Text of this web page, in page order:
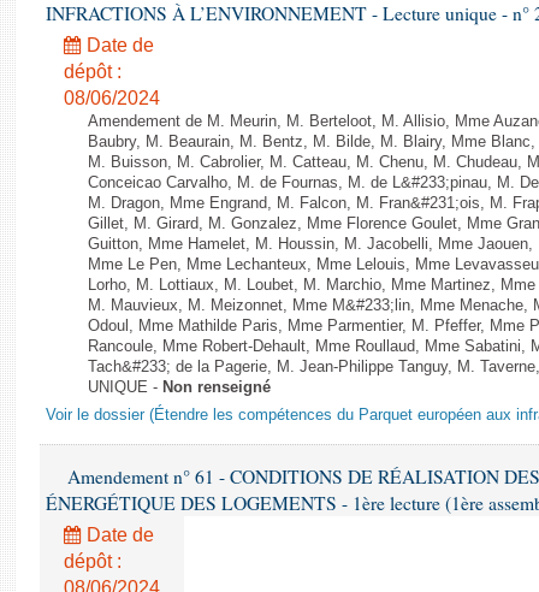
INFRACTIONS À L’ENVIRONNEMENT - Lecture unique - n°
Date de
dépôt :
08/06/2024
Amendement de M. Meurin, M. Berteloot, M. Allisio, Mme
Baubry, M. Beaurain, M. Bentz, M. Bilde, M. Blairy, Mme
M. Buisson, M. Cabrolier, M. Catteau, M. Chenu, M. Chudeau,
Conceicao Carvalho, M. de Fournas, M. de L&#233;pinau, M.
M. Dragon, Mme Engrand, M. Falcon, M. Fran&#231;ois, M.
Gillet, M. Girard, M. Gonzalez, Mme Florence Goulet, Mme
Guitton, Mme Hamelet, M. Houssin, M. Jacobelli, Mme
Mme Le Pen, Mme Lechanteux, Mme Lelouis, Mme
Lorho, M. Lottiaux, M. Loubet, M. Marchio, Mme Martinez,
M. Mauvieux, M. Meizonnet, Mme M&#233;lin, Mme Menache,
Odoul, Mme Mathilde Paris, Mme Parmentier, M. Pfeffer, Mme
Rancoule, Mme Robert-Dehault, Mme Roullaud, Mme
Tach&#233; de la Pagerie, M. Jean-Philippe Tanguy, M.
UNIQUE - Non renseigné
Voir le dossier (Étendre les compétences du Parquet européen aux
Amendement n° 61 - CONDITIONS DE RÉALISATION
ÉNERGÉTIQUE DES LOGEMENTS - 1ère lecture (1ère
Date de
dépôt :
08/06/2024